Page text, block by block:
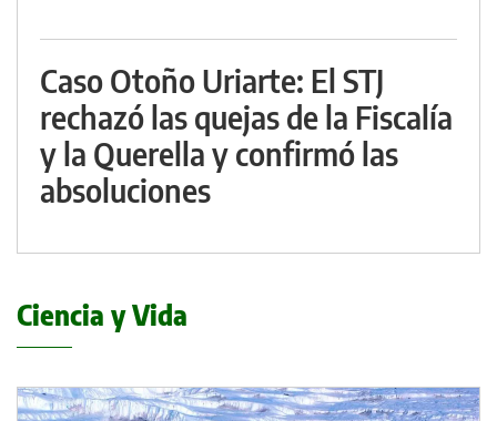
Caso Otoño Uriarte: El STJ
rechazó las quejas de la Fiscalía
y la Querella y confirmó las
absoluciones
Ciencia y Vida